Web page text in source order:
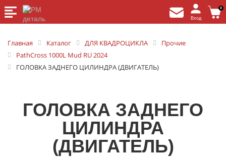
Вход
0
Главная Каталог ДЛЯ КВАДРОЦИКЛА
Прочие
PathCross 1000L Mud RU 2024
ГОЛОВКА ЗАДНЕГО ЦИЛИНДРА (ДВИГАТЕЛЬ)
ГОЛОВКА ЗАДНЕГО
ЦИЛИНДРА
(ДВИГАТЕЛЬ)